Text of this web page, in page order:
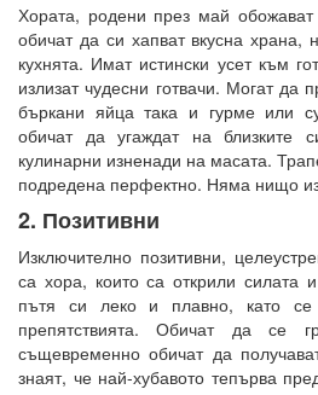
Хората, родени през май
обичат да си хапват вкусна
кухнята. Имат истински усет към
излизат чудесни готвачи. Могат да
бъркани яйца така и гурме или
обичат да угаждат на близките
кулинарни изненади на масата.
подредена перфектно. Няма нищо
2. Позитивни
Изключително позитивни,
са хора, които са открили силата
пътя си леко и плавно, като се
препятствията. Обичат да се
същевременно обичат да
знаят, че най-хубавото тепърва